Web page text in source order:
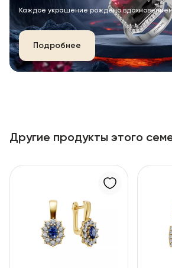
Каждое украшение рождено
Подробнее
Другие продукты этого